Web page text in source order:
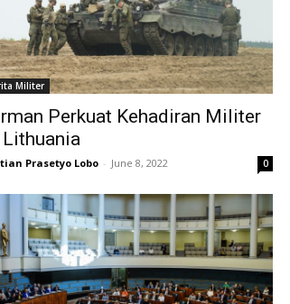
Militer
Perkuat Kehadiran Militer
Lithuania
Prasetyo Lobo - June 8, 2022 0